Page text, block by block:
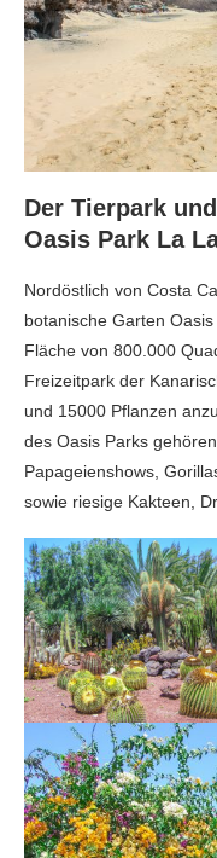
Der Tierpark
Oasis Park La
Nordöstlich von Costa
botanische Garten
Fläche von 800.000
Freizeitpark der
und 15000 Pflanzen
des Oasis Parks
Papageienshows,
sowie riesige Kakteen,